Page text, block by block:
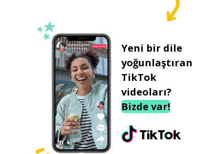
Yeni bir dile
yoğunlaştıran
TikTok
videoları?
Bizde var!